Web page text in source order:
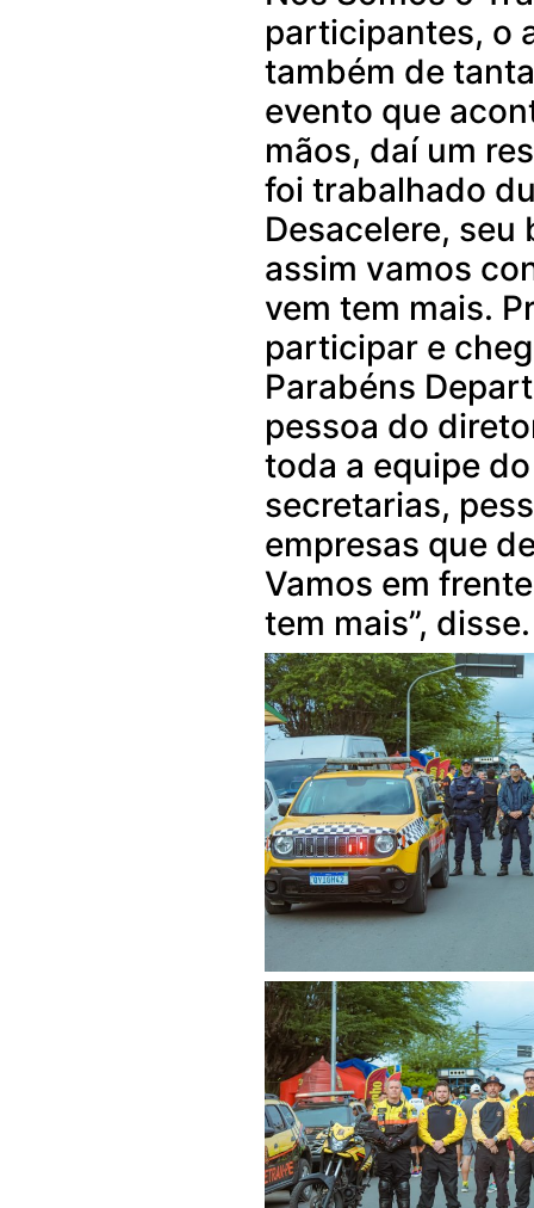
participantes, o
também de
evento que
mãos, daí um
foi trabalhado
Desacelere, seu
assim vamos
vem tem mais.
participar e
Parabéns
pessoa do
toda a equipe
secretarias,
empresas que
Vamos em
tem mais”, disse.